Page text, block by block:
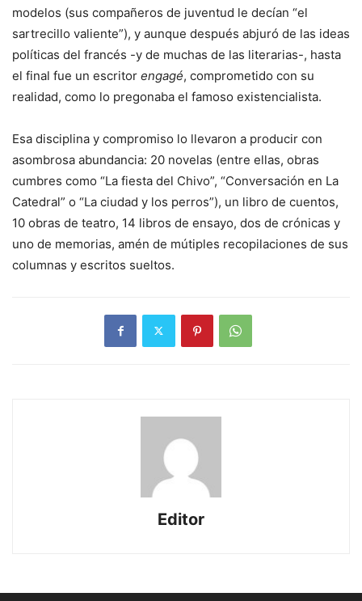
modelos (sus compañeros de juventud le decían “el
sartrecillo valiente”), y aunque después abjuró de las ideas
políticas del francés -y de muchas de las literarias-, hasta
el final fue un escritor engagé, comprometido con su
realidad, como lo pregonaba el famoso existencialista.
Esa disciplina y compromiso lo llevaron a producir con
asombrosa abundancia: 20 novelas (entre ellas, obras
cumbres como “La fiesta del Chivo”, “Conversación en La
Catedral” o “La ciudad y los perros”), un libro de cuentos,
10 obras de teatro, 14 libros de ensayo, dos de crónicas y
uno de memorias, amén de mútiples recopilaciones de sus
columnas y escritos sueltos.
Editor